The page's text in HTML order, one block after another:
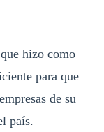
hizo como
para que
de su
país.